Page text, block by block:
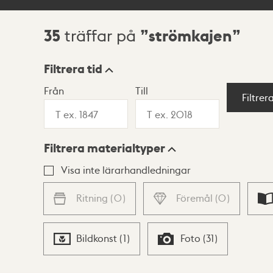
Sökresultat
35 träffar på strömkajen
Visningsläge
Lista Karta
Filtrera tid
Från Till
Filtrera materialtyper
Visa inte lärarhandledningar
Ritning (0) Föremål (0)
Bildkonst (1) Foto (31)